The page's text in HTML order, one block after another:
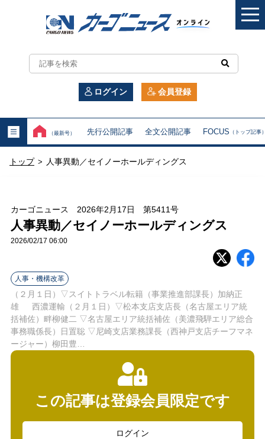
カ
ー
ニ
ュ
オ
ン
ラ
イ
ン
ログイン 会員登録
（最新号） 先行公開記事 全文公開記事 FOCUS （トップ記事
トップ > 人事異動／セイノーホールディングス
カーゴニュース 2026年2月17日 第5411号
人事異動／セイノーホールディングス
2026/02/17 06:00
人事・機構改革
（２月１日）▽スイトトラベル転籍（事業推進部課長）加納正
雄 西濃運輸（２月１日）▽松本支店支店長（名古屋エリア統
括補佐）畔柳健二 ▽名古屋エリア統括補佐（美濃飛騨エリア総合
事務職係長）日置聡 ▽尼崎支店業務課長（西神戸支店チーフマネ
ージャー）柳田豊…
この記事は登録会員限定です
ログイン